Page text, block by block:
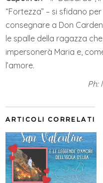
“Fortezza” – si sfidano
consegnare a Don
le spalle della ragazza
impersonerà Maria e,
l’amore.
Ph:
ARTICOLI CORRELATI